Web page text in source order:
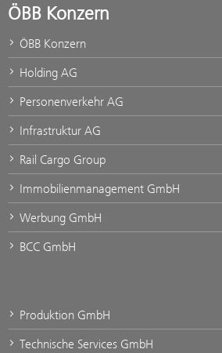
ÖBB Konzern
ÖBB Konzern
Holding AG
Personenverkehr AG
Infrastruktur AG
Rail Cargo Group
Immobilienmanagement GmbH
Werbung GmbH
BCC GmbH
Produktion GmbH
Technische Services GmbH